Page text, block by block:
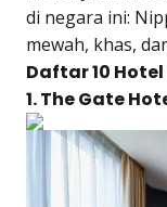
di negara ini:
mewah, khas,
Daftar 10
1. The Gate